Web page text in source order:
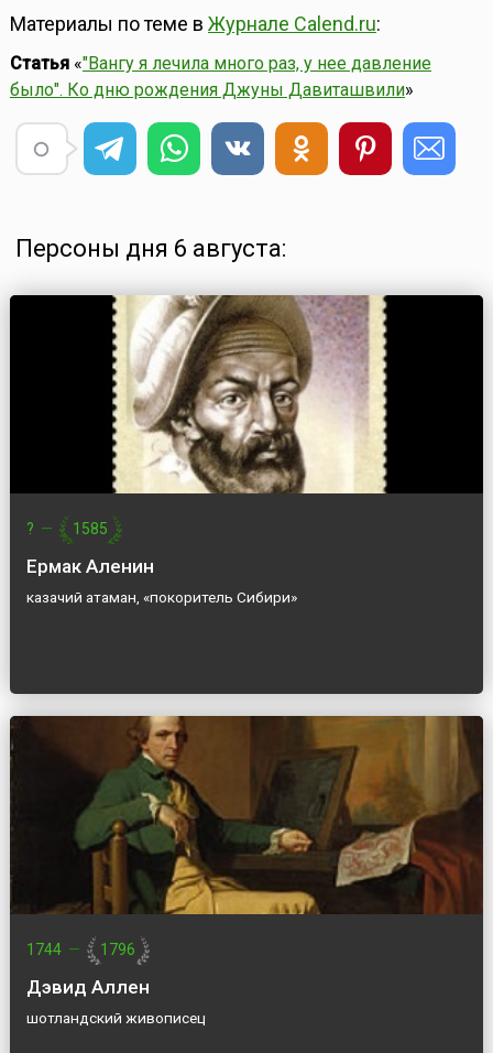
Материалы по теме в Журнале Calend.ru:
Статья«"Вангу я лечила много раз, у нее давление
было". Ко дню рождения Джуны Давиташвили»
Персоны дня 6 августа:
? — 1585
Ермак Аленин
казачий атаман, «покоритель Сибири»
1744 — 1796
Дэвид Аллен
шотландский живописец